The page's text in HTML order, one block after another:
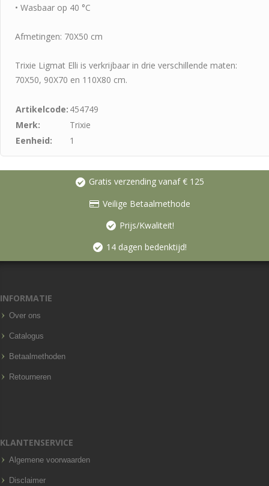
• Wasbaar op 40 °C
Afmetingen: 70X50 cm
Trixie Ligmat Elli is verkrijbaar in drie verschillende maten:
70X50, 90X70 en 110X80 cm.
Artikelcode: 454749
Merk:
Trixie
Eenheid:
1
Gratis verzending vanaf € 125
Veilige Betaalmethode
Prijs/Kwaliteit!
14 dagen bedenktijd!
INFORMATIE
Over ons
Catalogus
Betaalmethoden
Retourneren
KLANTENSERVICE
Algemene voorwaarden
Disclaimer